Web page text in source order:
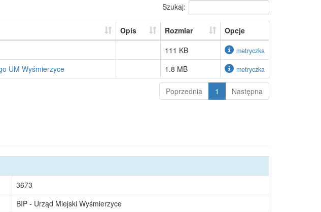
Szukaj:
Opis Rozmiar
Opcje
111 KB metryczka
UM Wyśmierzyce 1.8 MB metryczka
Poprzednia 1 Następna
3673
BIP - Urząd Miejski Wyśmierzyce